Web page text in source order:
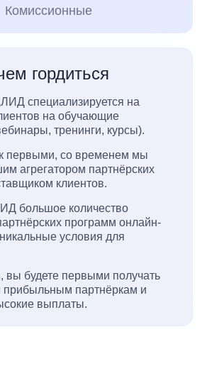
Комиссионные
гордиться
специализируется на
на обучающие
тренинги, курсы).
первыми, со временем мы
агрегатором партнёрских
клиентов.
большое количество
программ онлайн-
условия для
вы будете первыми получать
прибыльным партнёркам и
выплаты.